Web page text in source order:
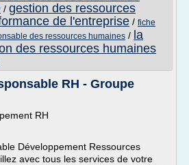
/ gestion des ressources
de l'entreprise / fiche
des ressources humaines / la
des ressources humaines
RH - Groupe
RH
Développement Ressources
avec tous les services de votre